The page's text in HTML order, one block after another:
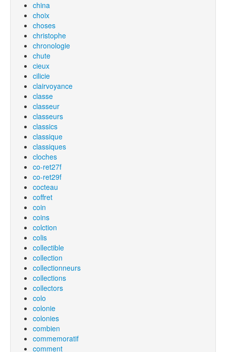
china
choix
choses
christophe
chronologie
chute
cieux
cilicie
clairvoyance
classe
classeur
classeurs
classics
classique
classiques
cloches
co-ret27f
co-ret29f
cocteau
coffret
coin
coins
colction
colis
collectible
collection
collectionneurs
collections
collectors
colo
colonie
colonies
combien
commemoratif
comment